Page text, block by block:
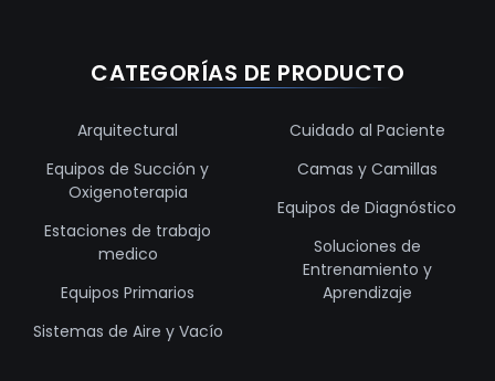
CATEGORÍAS DE PRODUCTO
Arquitectural
Equipos de Succión y
Oxigenoterapia
Estaciones de trabajo
medico
Equipos Primarios
Sistemas de Aire y Vacío
Cuidado al Paciente
Camas y Camillas
Equipos de Diagnóstico
Soluciones de
Entrenamiento y
Aprendizaje